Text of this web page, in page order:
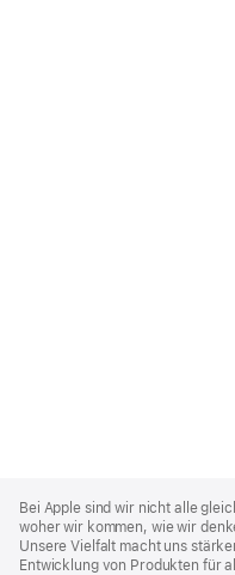
Footer
Bei Apple sind wir nicht alle
woher wir kommen, wie wir
Unsere Vielfalt macht uns
Entwicklung von Produkten für